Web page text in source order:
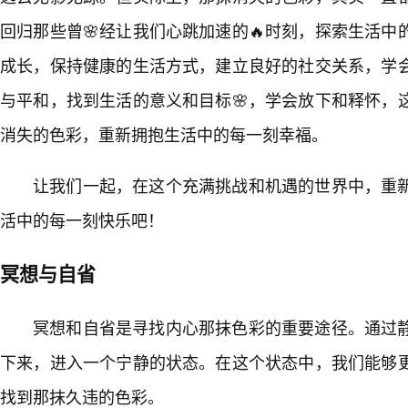
回归那些曾🌸经让我们心跳加速的🔥时刻，探索生活中
成长，保持健康的生活方式，建立良好的社交关系，学
与平和，找到生活的意义和目标🌸，学会放下和释怀，
消失的色彩，重新拥抱生活中的每一刻幸福。
让我们一起，在这个充满挑战和机遇的世界中，重
活中的每一刻快乐吧！
冥想与自省
冥想和自省是寻找内心那抹色彩的重要途径。通过
下来，进入一个宁静的状态。在这个状态中，我们能够
找到那抹久违的色彩。